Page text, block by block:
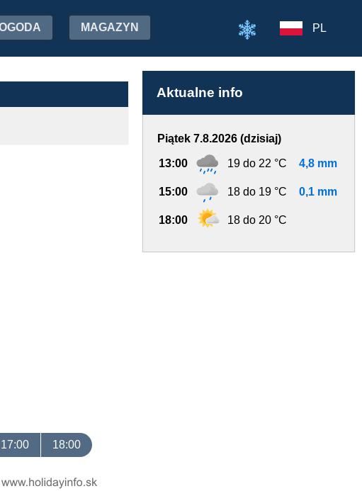
MAGAZYN PL
Aktualne info
Piątek 7.8.2026 (dzisiaj)
13:00 19 do 22 °C 4,8 mm
15:00 18 do 19 °C 0,1 mm
18:00 18 do 20 °C
17:00 18:00